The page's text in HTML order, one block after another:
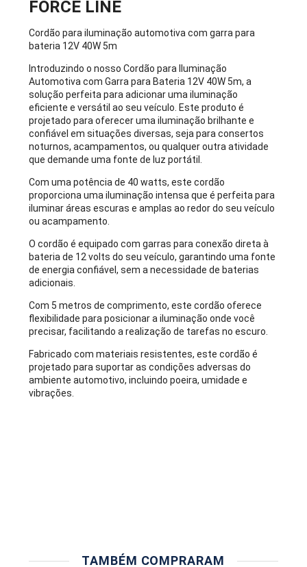
FORCE LINE
Cordão para iluminação automotiva com garra para
bateria 12V 40W 5m
Introduzindo o nosso Cordão para Iluminação
Automotiva com Garra para Bateria 12V 40W 5m, a
solução perfeita para adicionar uma iluminação
eficiente e versátil ao seu veículo. Este produto é
projetado para oferecer uma iluminação brilhante e
confiável em situações diversas, seja para consertos
noturnos, acampamentos, ou qualquer outra atividade
que demande uma fonte de luz portátil.
Com uma potência de 40 watts, este cordão
proporciona uma iluminação intensa que é perfeita para
iluminar áreas escuras e amplas ao redor do seu veículo
ou acampamento.
O cordão é equipado com garras para conexão direta à
bateria de 12 volts do seu veículo, garantindo uma fonte
de energia confiável, sem a necessidade de baterias
adicionais.
Com 5 metros de comprimento, este cordão oferece
flexibilidade para posicionar a iluminação onde você
precisar, facilitando a realização de tarefas no escuro.
Fabricado com materiais resistentes, este cordão é
projetado para suportar as condições adversas do
ambiente automotivo, incluindo poeira, umidade e
vibrações.
TAMBÉM COMPRARAM